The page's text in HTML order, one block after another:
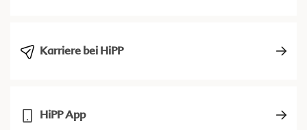
Karriere bei HiPP
HiPP App